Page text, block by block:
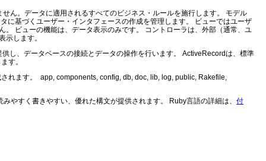
ん。データに適用されるすべてのビジネス・ルールを施行します。 モデル
に基づくユーザー・インタフェースの作成を管理します。 ビューではユーザ
ビューの機能は、データ表示のみです。 コントローラは、外部（通常、ユ
示します。
し、データベースの接続とデータの操作を行います。 ActiveRecordは、標準
す。
れます。 app, components, config, db, doc, lib, log, public, Rakefile,
やすく書きやすい、優れた構文が提供されます。 Ruby言語の詳細は、付